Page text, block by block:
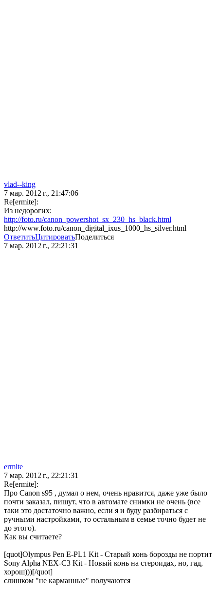
vlad--king
7 мар. 2012 г., 21:47:06
Re[ermite]:
Из недорогих:
http://foto.ru/canon_powershot_sx_230_hs_black.html
http://www.foto.ru/canon_digital_ixus_1000_hs_silver.html
ОтветитьЦитироватьПоделиться
7 мар. 2012 г., 22:21:31
ermite
7 мар. 2012 г., 22:21:31
Re[ermite]:
Про Canon s95 , думал о нем, очень нравится, даже уже было
почти заказал, пишут, что в автомате снимки не очень (все
таки это достаточно важно, если я и буду разбираться с
ручными настройками, то остальным в семье точно будет не
до этого).
Как вы считаете?
[quot]Olympus Pen E-PL1 Kit - Старый конь борозды не портит
Sony Alpha NEX-C3 Kit - Новый конь на стероидах, но, гад,
хорош)))[/quot]
слишком "не карманные" получаются